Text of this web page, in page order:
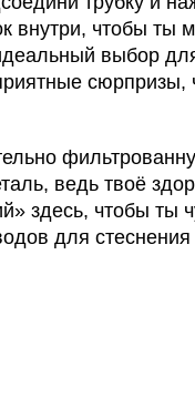
внутри, чтобы ты
выбор
сюрпризы,
ведь твоё
здесь, чтобы ты
для